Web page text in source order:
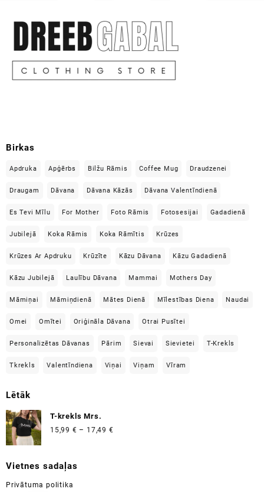
Birkas
Apdruka Apģērbs Bilžu Rāmis Coffee Mug Draudzenei
Draugam Dāvana Dāvana Kāzās Dāvana Valentīndienā
Es Tevi Mīlu For Mother Foto Rāmis Fotosesijai Gadadienā
Jubilejā Koka Rāmis Koka Rāmītis Krūzes
Krūzes Ar Apdruku Krūzīte Kāzu Dāvana Kāzu Gadadienā
Kāzu Jubilejā Laulību Dāvana Mammai Mothers Day
Māmiņai Māmiņdienā Mātes Dienā Mīlestības Diena Naudai
Omei Omītei Oriģināla Dāvana Otrai Pusītei
Personalizētas Dāvanas Pārim Sievai Sievietei T-Krekls
Tkrekls Valentīndiena Viņai Viņam Vīram
Lētāk
T-krekls Mrs.
15,99 € – 17,49 €
Vietnes sadaļas
Privātuma politika